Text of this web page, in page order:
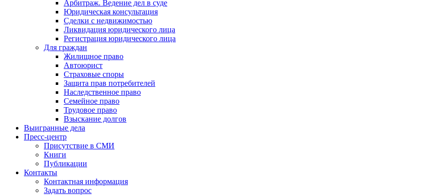
Арбитраж. Ведение дел в суде
Юридическая консультация
Сделки с недвижимостью
Ликвидация юридического лица
Регистрация юридического лица
Для граждан
Жилищное право
Автоюрист
Страховые споры
Защита прав потребителей
Наследственное право
Семейное право
Трудовое право
Взыскание долгов
Выигранные дела
Пресс-центр
Присутствие в СМИ
Книги
Публикации
Контакты
Контактная информация
Задать вопрос